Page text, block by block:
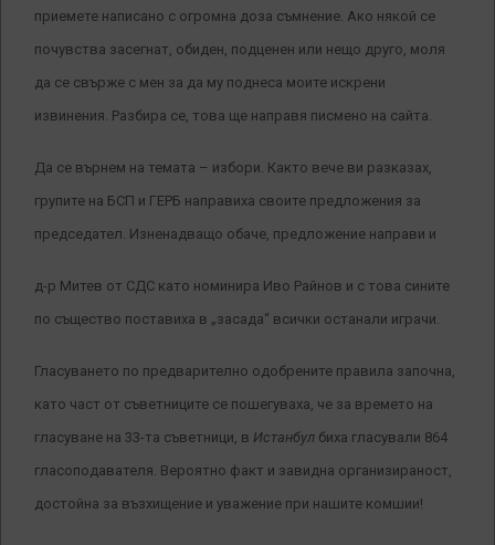
приемете написано с огромна доза съмнение. Ако някой се
почувства засегнат, обиден, подценен или нещо друго, моля
да се свърже с мен за да му поднеса моите искрени
извинения. Разбира се, това ще направя писмено на сайта.
Да се върнем на темата – избори. Както вече ви разказах,
групите на БСП и ГЕРБ направиха своите предложения за
председател. Изненадващо обаче, предложение направи и
д-р Митев от СДС като номинира Иво Райнов и с това сините
по същество поставиха в „засада“ всички останали играчи.
Гласуването по предварително одобрените правила започна,
като част от съветниците се пошегуваха, че за времето на
гласуване на 33-та съветници, в Истанбул биха гласували 864
гласоподавателя. Вероятно факт и завидна организираност,
достойна за възхищение и уважение при нашите комшии!